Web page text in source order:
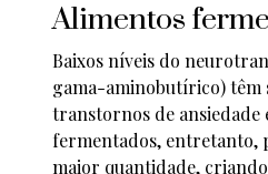
Alimentos
Baixos níveis do
gama-aminobutírico) têm
transtornos de ansiedade
fermentados, entretanto,
maior quantidade,